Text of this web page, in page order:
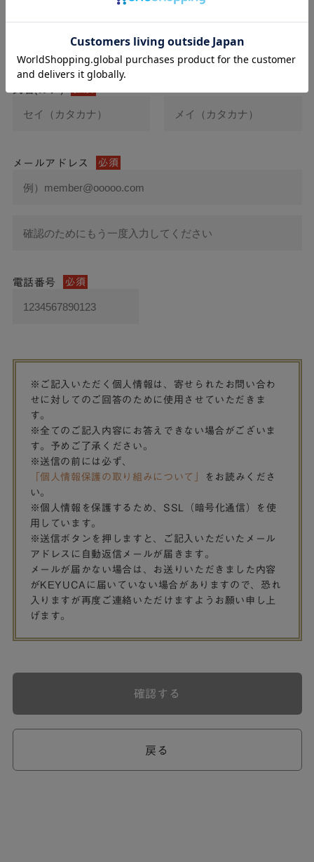
メールアドレス 必須
電話番号 必須
※ご記入いただく個人情報は、寄せられたお問い合わ
せに対してのご回答のために使用させていただきま
す。
※全てのご記入内容にお答えできない場合がございま
す。予めご了承ください。
※送信の前には必ず、
「個人情報保護の取り組みについて」
をお読みくださ
い。
※個人情報を保護するため、SSL（暗号化通信）を使
用しています。
※送信ボタンを押しますと、ご記入いただいたメール
アドレスに自動返信メールが届きます。
メールが届かない場合は、お送りいただきました内容
がKEYUCAに届いていない場合がありますので、恐れ
入りますが再度ご連絡いただけますようお願い申し上
げます。
戻る
確認する